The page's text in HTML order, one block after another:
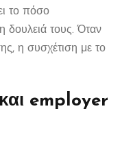
το πόσο
δουλειά τους. Όταν
η συσχέτιση με το
employer